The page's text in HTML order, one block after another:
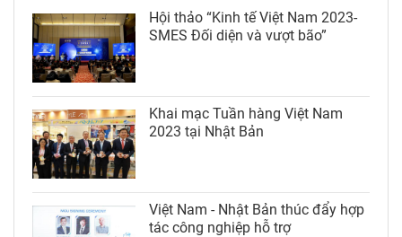
Hội thảo “Kinh tế Việt Nam 2023-
SMES Đối diện và vượt bão”
Khai mạc Tuần hàng Việt Nam
2023 tại Nhật Bản
Việt Nam - Nhật Bản thúc đẩy hợp
tác công nghiệp hỗ trợ